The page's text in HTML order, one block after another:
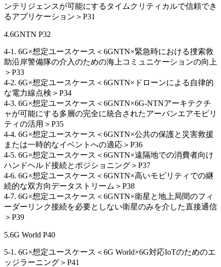
ンテリジェンスが可能にするタイムクリティカルで信頼でき
るアプリケーション＞P31
4.6GNTN P32
4-1. 6G×想定ユースケース＜6GNTN×緊急時における捜索救
助沿岸警備隊の介入のための海上コミュニケーションの向上
＞P33
4-2. 6G×想定ユースケース＜6GNTN×ドローンによる自律的
な電力線点検＞P34
4-3. 6G×想定ユースケース＜6GNTN×6G-NTNアーキテクチ
ャが可能にする多層の完全に統合されたアーバンエアモビリ
ティの活用＞P35
4-4. 6G×想定ユースケース＜6GNTN×公共の保護と災害救援
または一時的なイベントへの適応＞P36
4-5. 6G×想定ユースケース＜6GNTN×遠隔地での消費者向け
ハンドヘルド接続とポジショニング＞P37
4-6. 6G×想定ユースケース＜6GNTN×高いモビリティでの継
続的な双方向データストリーム＞P38
4-7. 6G×想定ユースケース＜6GNTN×衛星と地上局間のフィ
ーダーリンク接続を必要としない衛星のみを介した直接通信
＞P39
5.6G World P40
5-1. 6G×想定ユースケース＜6G World×6G対応IoTのためのエ
ッジラーニング＞P41